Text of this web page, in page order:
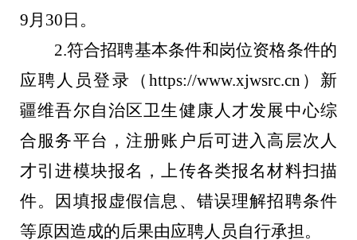
9月 30 日。
2.符合招聘基本条件和岗位资格条件的
应聘人员登录（ https://www.xjwsrc.cn ）新
疆维吾尔自治区卫生健康人才发展中心综
合服务平台，注册账户后可进入高层次人
才引进模块报名，上传各类报名材料扫描
件。因填报虚假信息、错误理解招聘条件
等原因造成的后果由应聘人员自行承担。